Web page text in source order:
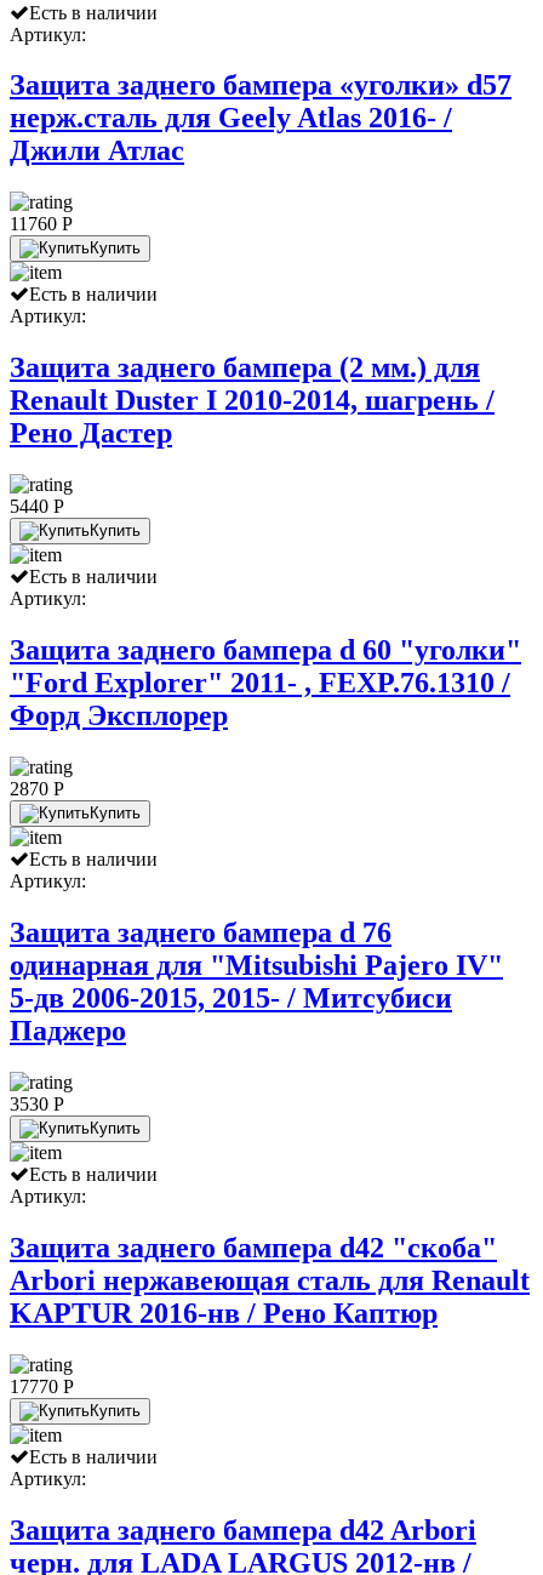
Есть в наличии
Артикул:
Защита заднего бампера «уголки» d57
нерж.сталь для Geely Atlas 2016- /
Джили Атлас
11760 P
Купить
Есть в наличии
Артикул:
Защита заднего бампера (2 мм.) для
Renault Duster I 2010-2014, шагрень /
Рено Дастер
5440 P
Купить
Есть в наличии
Артикул:
Защита заднего бампера d 60 "уголки"
"Ford Explorer" 2011- , FEXP.76.1310 /
Форд Эксплорер
2870 P
Купить
Есть в наличии
Артикул:
Защита заднего бампера d 76
одинарная для "Mitsubishi Pajero IV"
5-дв 2006-2015, 2015- / Митсубиси
Паджеро
3530 P
Купить
Есть в наличии
Артикул:
Защита заднего бампера d42 "скоба"
Arbori нержавеющая сталь для Renault
KAPTUR 2016-нв / Рено Каптюр
17770 P
Купить
Есть в наличии
Артикул:
Защита заднего бампера d42 Arbori
черн. для LADA LARGUS 2012-нв /